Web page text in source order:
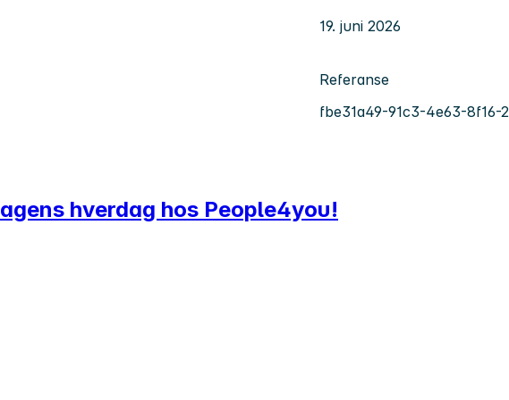
19. juni 2026
Referanse
fbe31a49-91c3-4e63-8f16-
hverdag hos People4you!